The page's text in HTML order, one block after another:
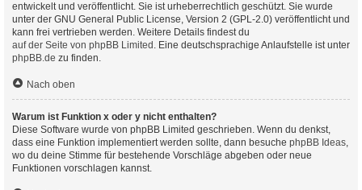
entwickelt und veröffentlicht. Sie ist urheberrechtlich geschützt. Sie wurde
unter der GNU General Public License, Version 2 (GPL-2.0) veröffentlicht und
kann frei vertrieben werden. Weitere Details findest du
auf der Seite von phpBB Limited . Eine deutschsprachige Anlaufstelle ist unter
phpBB.de zu finden.
Nach oben
Warum ist Funktion x oder y nicht enthalten?
Diese Software wurde von phpBB Limited geschrieben. Wenn du denkst,
dass eine Funktion implementiert werden sollte, dann besuche phpBB Ideas,
wo du deine Stimme für bestehende Vorschläge abgeben oder neue
Funktionen vorschlagen kannst.